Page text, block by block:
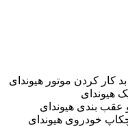
کار کردن موتور هیوندای
هیوندای
عقب بندی هیوندای
خودروی هیوندای